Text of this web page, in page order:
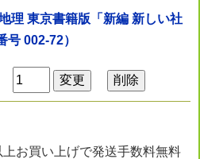
理 東京書籍版「新編 新しい社
002-72）
お買い上げで発送手数料無料